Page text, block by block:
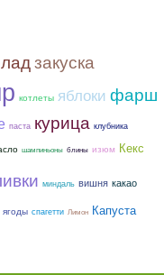
закуска
котлеты яблоки фарш
паста курица клубника
шампиньоны блины изюм Кекс
миндаль вишня какао
ягоды спагетти Лимон Капуста